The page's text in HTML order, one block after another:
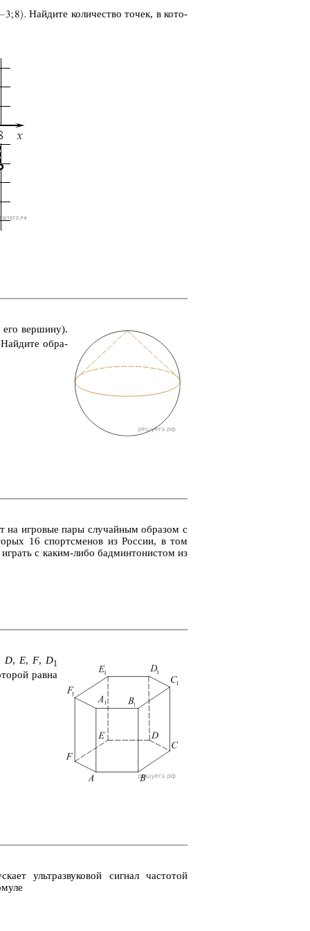
Най­ди­те ко­ли­че­ство точек, в ко­то­
его вер­ши­ну).
Най­ди­те об­ра­
на иг­ро­вые пары слу­чай­ным об­ра­зом с
16 спортс­ме­нов из Рос­сии, в том
с каким-либо бад­мин­то­ни­стом из
D, E, F, D1
равна
уль­тра­зву­ко­вой сиг­нал ча­сто­той